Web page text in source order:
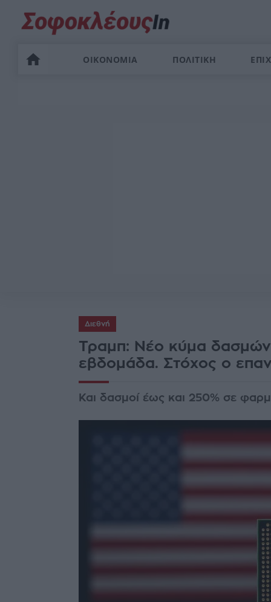
ΟΙΚΟΝΟΜΙΑ ΠΟΛΙΤΙΚΗ
Διεθνή
Τραμπ: Νέο κύμα
εβδομάδα. Στόχος ο
Και δασμοί έως και 250% σε